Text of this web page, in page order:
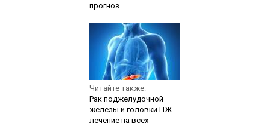
прогноз
Читайте также:
Рак поджелудочной
железы и головки ПЖ -
лечение на всех